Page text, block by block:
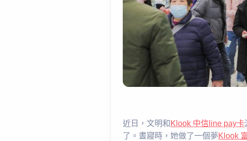
近日，文明和Klook 中信line pay卡
了。晝寢時，她做了一個夢Klook